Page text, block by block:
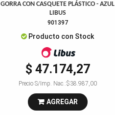
GORRA CON CASQUETE PLÁSTICO - AZUL
LIBUS
901397
Producto con Stock
$ 47.174,27
Precio S/Imp. Nac.:$38.987,00
AGREGAR